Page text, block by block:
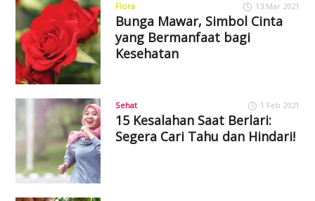
Flora 13 Mar 2021
Bunga Mawar, Simbol Cinta
yang Bermanfaat bagi
Kesehatan
Sehat 1 Feb 2021
15 Kesalahan Saat Berlari:
Segera Cari Tahu dan Hindari!